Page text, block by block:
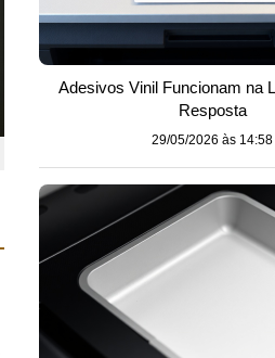
Adesivos Vinil Funcionam na
Resposta
29/05/2026 às 14:58